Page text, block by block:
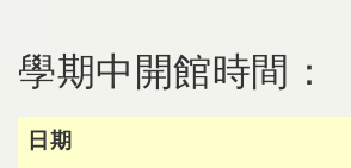
學期中開館時間：
日期